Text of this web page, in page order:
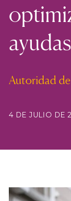
Autoridad
4 DE JULIO DE